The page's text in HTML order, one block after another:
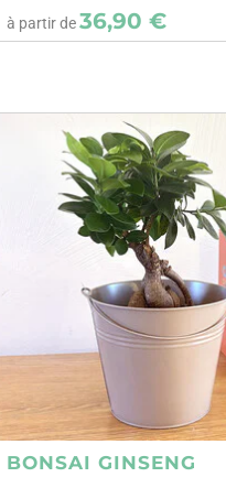
à partir de36,90 €
BONSAI GINSENG